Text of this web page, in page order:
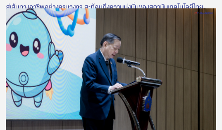
สู่เส้นทางอาชีพอย่างครบวงจร สะท้อนถึงความมุ่งมั่นของสถาบันเทคโนโลยีไทย-
ญี่ปุ่นในการเชื่อมโยงภาคการศึกษาเข้ากับภาคอุตสาหกรรม เพื่อผลิตบัณฑิตที่มี
คุณภาพ พร้อมตอบโจทย์ความต้องการของตลาดแรงงาน และก้าวสู่การทำงานใน
ระดับนานาชาติอย่างมั่นใจ